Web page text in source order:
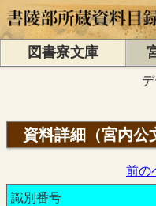
図書寮文庫
資料詳細（宮内公
前の
識別番号